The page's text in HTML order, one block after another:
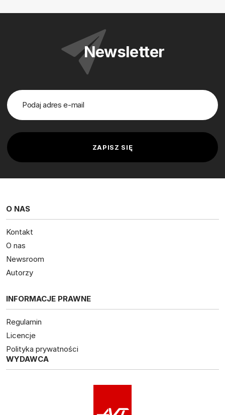
Newsletter
O NAS
Kontakt
O nas
Newsroom
Autorzy
INFORMACJE PRAWNE
Regulamin
Licencje
Polityka prywatności
WYDAWCA